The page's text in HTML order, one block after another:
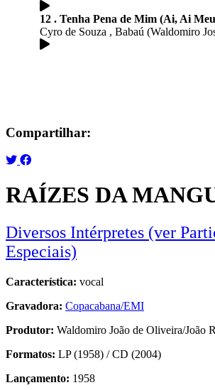
12 . Tenha Pena de Mim (Ai, Ai
Cyro de Souza , Babaú (Waldomiro
Compartilhar:
RAÍZES DA
Diversos Intérpretes (ver
Especiais)
Característica: vocal
Gravadora: Copacabana/EMI
Produtor: Waldomiro João de Oliveira/João
Formatos: LP (1958) / CD (2004)
Lançamento: 1958